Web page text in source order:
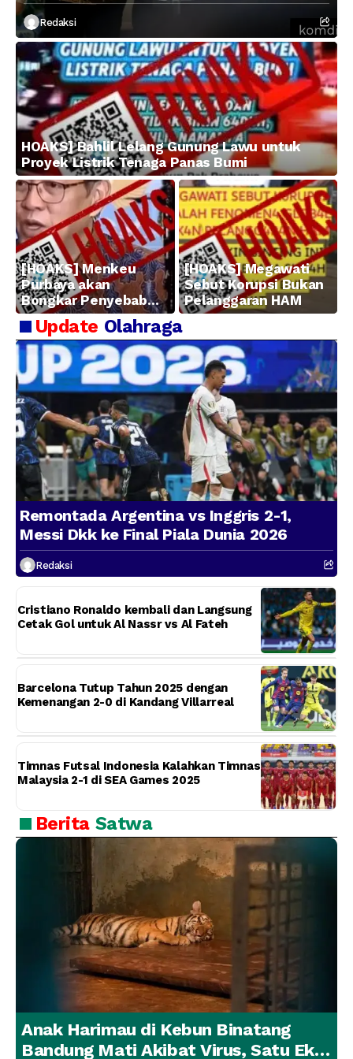
Redaksi
HOAKS] Bahlil Lelang Gunung Lawu untuk
Proyek Listrik Tenaga Panas Bumi
[HOAKS] Menkeu
Purbaya akan
Bongkar Penyebab
Kerugian BUMN
[HOAKS] Megawati
Sebut Korupsi Bukan
Pelanggaran HAM
Update Olahraga
Remontada Argentina vs Inggris 2-1,
Messi Dkk ke Final Piala Dunia 2026
Redaksi
Cristiano Ronaldo kembali dan Langsung
Cetak Gol untuk Al Nassr vs Al Fateh
Barcelona Tutup Tahun 2025 dengan
Kemenangan 2-0 di Kandang Villarreal
Timnas Futsal Indonesia Kalahkan Timnas
Malaysia 2-1 di SEA Games 2025
Berita Satwa
Anak Harimau di Kebun Binatang
Bandung Mati Akibat Virus, Satu Ekor